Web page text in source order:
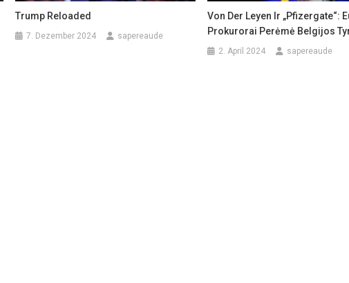
Trump Reloaded
7. Dezember 2024 sapereaude
Von Der Leyen Ir „Pfizergate“:
Prokurorai Perėmė Belgijos
2. April 2024 sapereaude